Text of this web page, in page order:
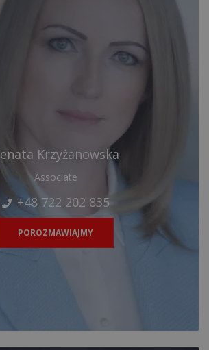
Krzyżanowska
Associate
+48 722 202 835
POROZMAWIAJMY